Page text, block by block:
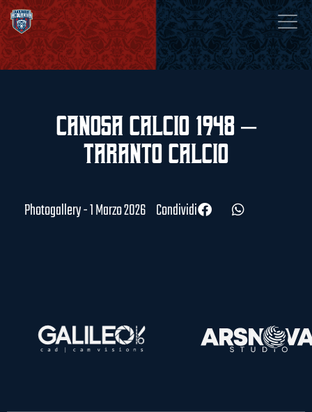
Canosa Calcio 1948 –
Taranto Calcio
Photogallery - 1 Marzo 2026 Condividi